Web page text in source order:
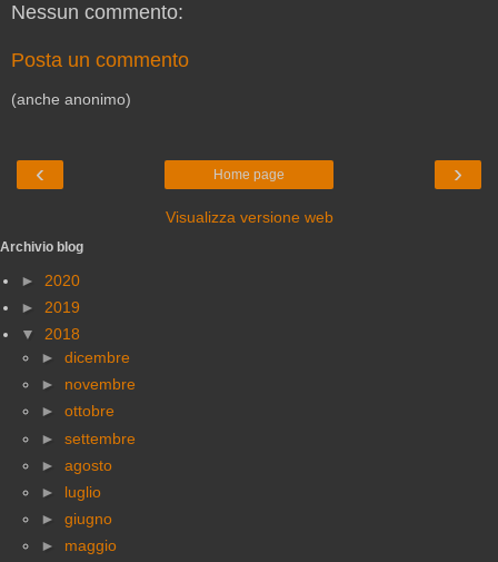
Nessun commento:
Posta un commento
(anche anonimo)
‹ ›
Home page
Visualizza versione web
Archivio blog
► 2020
► 2019
▼ 2018
► dicembre
► novembre
► ottobre
► settembre
► agosto
► luglio
► giugno
► maggio